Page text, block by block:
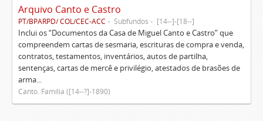
Arquivo Canto e Castro
PT/BPARPD/ COL/CEC-ACC Subfundos [14--]-[18--]
Inclui os “Documentos da Casa de Miguel Canto e Castro” que
compreendem cartas de sesmaria, escrituras de compra e venda,
contratos, testamentos, inventários, autos de partilha,
sentenças, cartas de mercê e privilégio, atestados de brasões de
arma...
Canto. Família ([14--?]-1890)